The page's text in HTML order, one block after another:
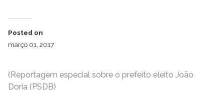
Posted on
março 01, 2017
(Reportagem especial sobre o prefeito eleito João
Doria (PSDB)